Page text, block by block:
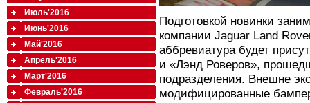
Подготовкой новинки
компании Jaguar Land
аббревиатура будет
и «Лэнд Роверов»,
подразделения. Внешне
модифицированные
Июль'2016
Июнь'2016
Май'2016
Апрель'2016
Март'2016
Февраль'2016